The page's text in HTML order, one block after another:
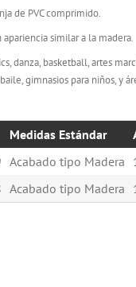
de PVC comprimido.
similar a la madera.
danza, basketball, artes
gimnasios para niños, y
Medidas Estándar
Acabado tipo Madera
Acabado tipo Madera